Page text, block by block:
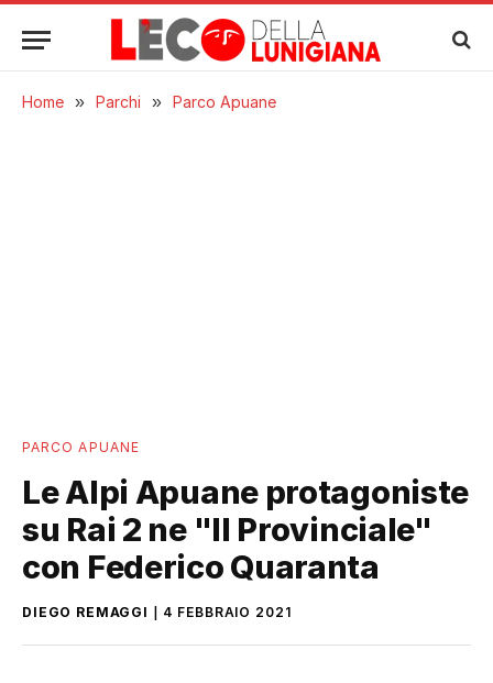
Home » Parchi » Parco Apuane
PARCO APUANE
Le Alpi Apuane protagoniste
su Rai 2 ne "Il Provinciale"
con Federico Quaranta
DIEGO REMAGGI 4 FEBBRAIO 2021